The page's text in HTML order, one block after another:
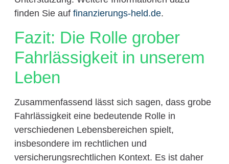
finden Sie auf finanzierungs-held.de.
Fazit: Die Rolle grober
Fahrlässigkeit in unserem
Leben
Zusammenfassend lässt sich sagen, dass grobe
Fahrlässigkeit eine bedeutende Rolle in
verschiedenen Lebensbereichen spielt,
insbesondere im rechtlichen und
versicherungsrechtlichen Kontext. Es ist daher